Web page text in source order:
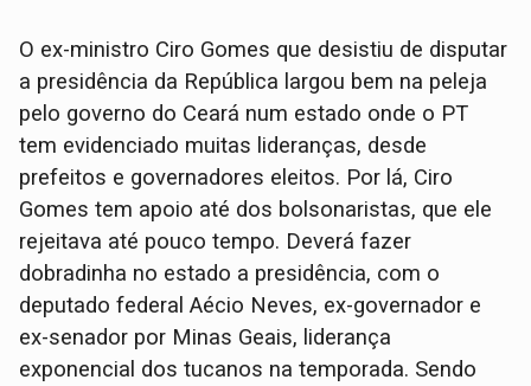
O ex-ministro Ciro Gomes que desistiu de disputar
a presidência da República largou bem na peleja
pelo governo do Ceará num estado onde o PT
tem evidenciado muitas lideranças, desde
prefeitos e governadores eleitos. Por lá, Ciro
Gomes tem apoio até dos bolsonaristas, que ele
rejeitava até pouco tempo. Deverá fazer
dobradinha no estado a presidência, com o
deputado federal Aécio Neves, ex-governador e
ex-senador por Minas Geais, liderança
exponencial dos tucanos na temporada. Sendo